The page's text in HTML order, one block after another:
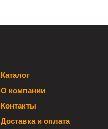
Каталог
О компании
Контакты
Доставка и оплата